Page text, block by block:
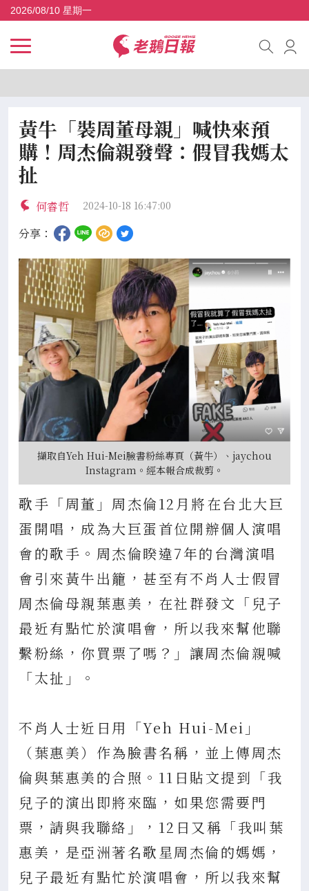
2026/08/10 星期一
黃牛「裝周董母親」喊快來預
購！周杰倫親發聲：假冒我媽太
扯
何睿哲 2024-10-18 16:47:00
分享：
擷取自Yeh Hui-Mei臉書粉絲專頁（黃牛）、jaychou
Instagram。經本報合成裁剪。
歌手「周董」周杰倫12月將在台北大巨
蛋開唱，成為大巨蛋首位開辦個人演唱
會的歌手。周杰倫睽違7年的台灣演唱
會引來黃牛出籠，甚至有不肖人士假冒
周杰倫母親葉惠美，在社群發文「兒子
最近有點忙於演唱會，所以我來幫他聯
繫粉絲，你買票了嗎？」讓周杰倫親喊
「太扯」。
不肖人士近日用「Yeh Hui-Mei」
（葉惠美）作為臉書名稱，並上傳周杰
倫與葉惠美的合照。11日貼文提到「我
兒子的演出即將來臨，如果您需要門
票，請與我聯絡」，12日又稱「我叫葉
惠美，是亞洲著名歌星周杰倫的媽媽，
兒子最近有點忙於演唱會，所以我來幫